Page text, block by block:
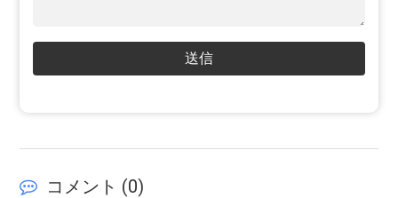
送信
コメント (0)